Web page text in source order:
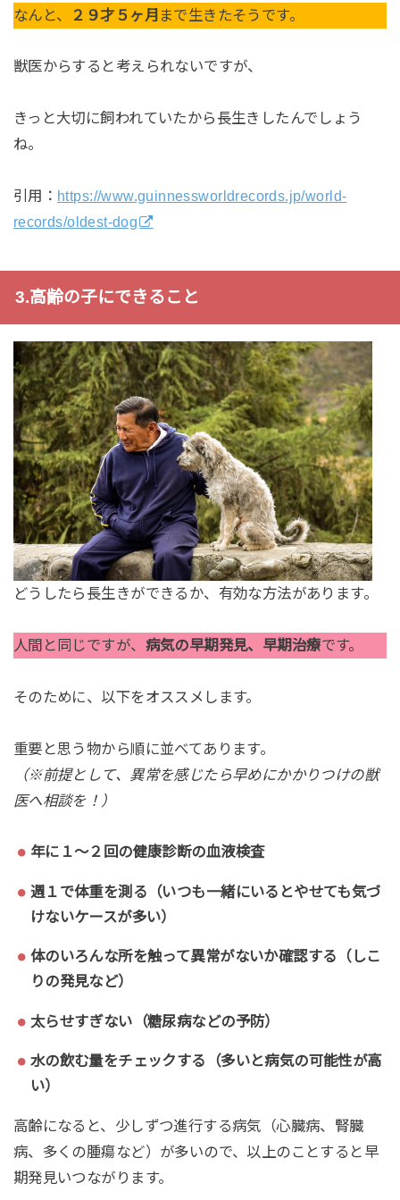
なんと、 ２９才５ヶ月 まで生きたそうです。
獣医からすると考えられないですが、
きっと大切に飼われていたから長生きしたんでしょう
ね。
引用： https://www.guinnessworldrecords.jp/world-
records/oldest-dog
3.高齢の子にできること
どうしたら長生きができるか、有効な方法があります。
人間と同じですが、 病気の早期発見、早期治療です。
そのために、以下をオススメします。
重要と思う物から順に並べてあります。
（※前提として、異常を感じたら早めにかかりつけの獣
医へ相談を！）
年に１〜２回の健康診断の血液検査
週１で体重を測る（いつも一緒にいるとやせても気づ
けないケースが多い）
体のいろんな所を触って異常がないか確認する（しこ
りの発見など）
太らせすぎない（糖尿病などの予防）
水の飲む量をチェックする（多いと病気の可能性が高
い）
高齢になると、少しずつ進行する病気（心臓病、腎臓
病、多くの腫瘍など）が多いので、以上のことすると早
期発見いつながります。